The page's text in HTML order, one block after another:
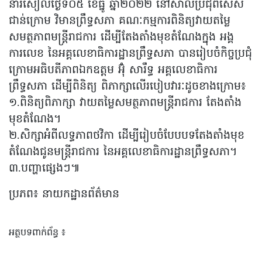
នារសៀលថ្ងៃទី០៥ ខែធ្នូ ឆ្នាំ២០២២ នៅសាលប្រជុំពិសេស
ជាន់ក្រោម វិមានព្រឹទ្ធសភា គណៈកម្មការពិនិត្យវាយតម្លៃ
សមត្ថភាពមន្ត្រីរាជការ ដើម្បីតែងតាំងមុខតំណែងក្នុង អង្គ
ការលេខ នៃអគ្គលេខាធិការដ្ឋានព្រឹទ្ធសភា បានរៀបចំកិច្ចប្រជុំ
ក្រោមអធិបតីភាពឯកឧត្តម អ៊ុំ សារឹទ្ធ អគ្គលេខាធិការ
ព្រឹទ្ធសភា ដើម្បីពិនិត្យ ពិភាក្សាលើរបៀបវារៈដូចខាងក្រោម៖
១.ពិនិត្យពិភាក្សា វាយតម្លៃសមត្ថភាពមន្ត្រីរាជការ តែងតាំង
មុខតំណែង។
២.សិក្សាអំពីលទ្ធភាពថវិកា ដើម្បីរៀបចំបែបបទតែងតាំងមុខ
តំណែងជូនមន្ត្រីរាជការ នៃអគ្គលេខាធិការដ្ឋានព្រឹទ្ធសភា។
៣.បញ្ហាផ្សេងៗ៕
ប្រភព៖ នាយកដ្ឋានព័ត៌មាន
អត្ថបទពាក់ព័ន្ធ ៖